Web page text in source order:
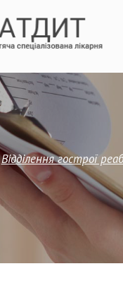
Відділення гострої